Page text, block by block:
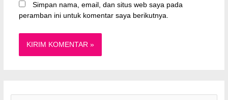
Simpan nama, email, dan situs web saya pada
peramban ini untuk komentar saya berikutnya.